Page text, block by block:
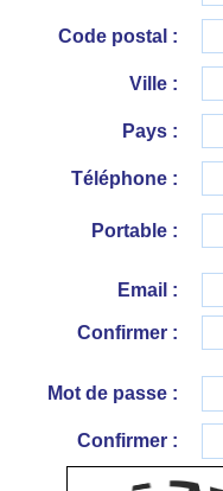
Code postal :
Ville :
Pays :
Téléphone :
Portable :
Email :
Confirmer :
Mot de passe :
Confirmer :